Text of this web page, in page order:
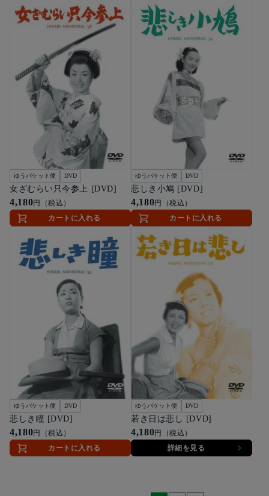
ゆうパケット便 DVD
女ざむらい只今参上 [DVD]
4,180円（税込）
カートに入れる
ゆうパケット便 DVD
悲しき小鳩 [DVD]
4,180円（税込）
カートに入れる
ゆうパケット便 DVD
悲しき瞳 [DVD]
4,180円（税込）
カートに入れる
ゆうパケット便 DVD
若き日は悲し [DVD]
4,180円（税込）
詳細を見る